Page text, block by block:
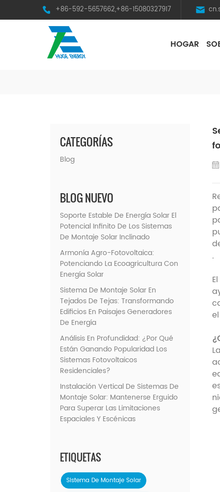
+86-592-5657662,+86-15080327917
HOGAR
CATEGORÍAS
Blog
BLOG NUEVO
Soporte Estable De Energía Solar El
Potencial Infinito De Los Sistemas
De Montaje Solar Inclinado
Armonía Agro-Fotovoltaica:
Potenciando La Ecoagricultura Con
Energía Solar
Sistema De Montaje Solar En
Tejados De Tejas: Transformando
Edificios En Paisajes Generadores
De Energía
Análisis En Profundidad: ¿Por Qué
Están Ganando Popularidad Los
Sistemas Fotovoltaicos
Residenciales?
Instalación Vertical De Sistemas De
Montaje Solar: Mantenerse Erguido
Para Superar Las Limitaciones
Espaciales Y Escénicas
ETIQUETAS
Sistema De Montaje Solar
.